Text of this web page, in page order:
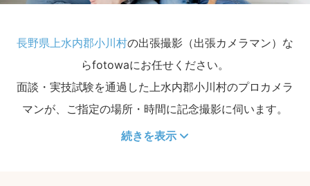
長野県上水内郡小川村の出張撮影（出張カメラマン）な
らfotowaにお任せください。
面談・実技試験を通過した上水内郡小川村のプロカメラ
マンが、ご指定の場所・時間に記念撮影に伺います。
続きを表示